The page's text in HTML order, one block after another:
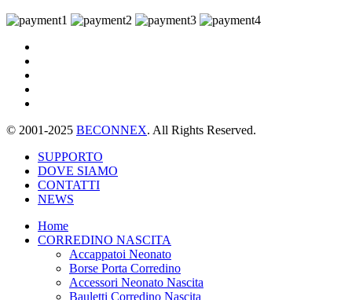
© 2001-2025 BECONNEX. All Rights Reserved.
SUPPORTO
DOVE SIAMO
CONTATTI
NEWS
Home
CORREDINO NASCITA
Accappatoi Neonato
Borse Porta Corredino
Accessori Neonato Nascita
Bauletti Corredino Nascita